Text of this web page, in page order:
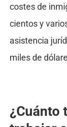
costes de
cientos y
asistencia
miles de
¿Cuánto